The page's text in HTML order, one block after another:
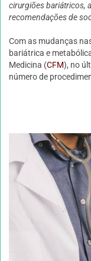
cirurgiões bariátricos,
recomendações de
Com as mudanças
bariátrica e
Medicina (CFM), no
número de